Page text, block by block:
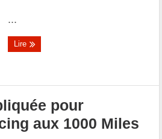
...
Lire
pour
aux 1000 Miles